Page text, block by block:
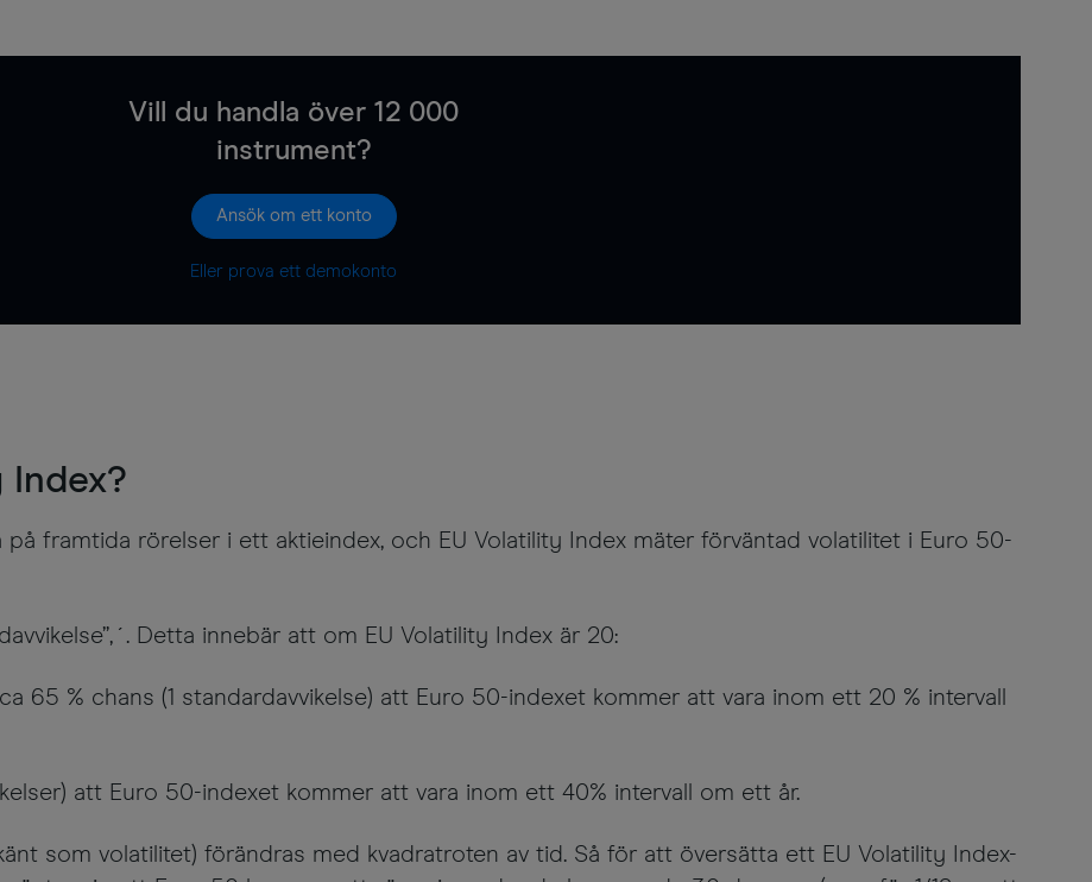
Vill du handla över 12 000
instrument?
Ansök om ett konto
Eller prova ett demokonto
Index?
framtida rörelser i ett aktieindex, och EU Volatility Index mäter förväntad volatilitet i Euro 50-
Detta innebär att om EU Volatility Index är 20:
65 % chans (1 standardavvikelse) att Euro 50-indexet kommer att vara inom ett 20 % intervall
att Euro 50-indexet kommer att vara inom ett 40% intervall om ett år.
som volatilitet) förändras med kvadratroten av tid. Så för att översätta ett EU Volatility Index-